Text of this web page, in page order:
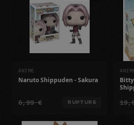
ANIME
Naruto Shippuden - Sakura
6,99 € RUPTURE
Bitty